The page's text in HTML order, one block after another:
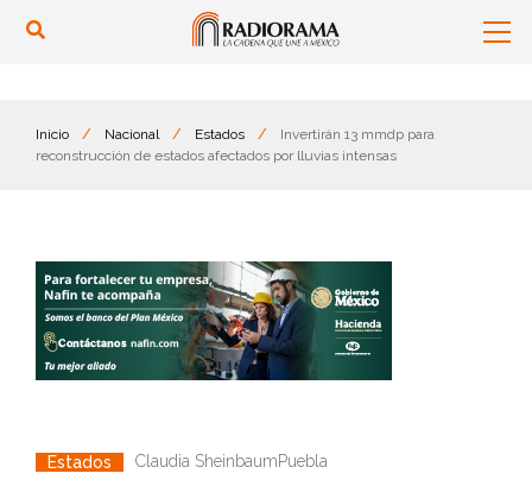
Inicio / Nacional / Estados /
Invertirán 13 mmdp para
reconstrucción de estados afectados por lluvias intensas
Estados Claudia SheinbaumPuebla